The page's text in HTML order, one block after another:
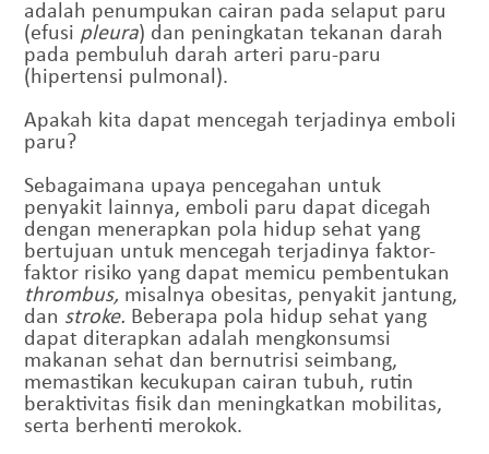
adalah penumpukan cairan pada selaput paru
(efusi pleura) dan peningkatan tekanan darah
pada pembuluh darah arteri paru-paru
(hipertensi pulmonal).
Apakah kita dapat mencegah terjadinya emboli
paru?
Sebagaimana upaya pencegahan untuk
penyakit lainnya, emboli paru dapat dicegah
dengan menerapkan pola hidup sehat yang
bertujuan untuk mencegah terjadinya faktor-
faktor risiko yang dapat memicu pembentukan
thrombus, misalnya obesitas, penyakit jantung,
dan stroke. Beberapa pola hidup sehat yang
dapat diterapkan adalah mengkonsumsi
makanan sehat dan bernutrisi seimbang,
memastikan kecukupan cairan tubuh, rutin
beraktivitas fisik dan meningkatkan mobilitas,
serta berhenti merokok.